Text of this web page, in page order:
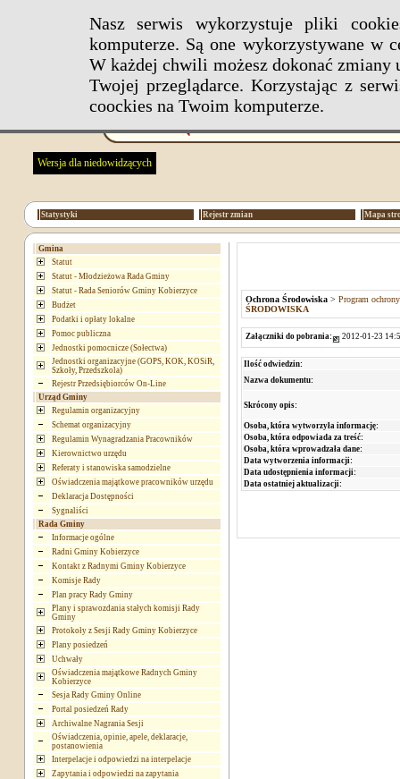
Nasz serwis wykorzystuje pliki
komputerze. Są one wykorzystywane w
W każdej chwili możesz dokonać
Twojej przeglądarce. Korzystając z
coockies na Twoim komputerze.
Wersja dla niedowidzących
Statystyki Rejestr zmian Mapa
Gmina
Statut
Statut - Młodzieżowa Rada Gminy
Statut - Rada Seniorów Gminy Kobierzyce
Budżet
Podatki i opłaty lokalne
Pomoc publiczna
Jednostki pomocnicze (Sołectwa)
Jednostki organizacyjne (GOPS, KOK, KOSiR,
Szkoły, Przedszkola)
Rejestr Przedsiębiorców On-Line
Urząd Gminy
Regulamin organizacyjny
Schemat organizacyjny
Regulamin Wynagradzania Pracowników
Kierownictwo urzędu
Referaty i stanowiska samodzielne
Oświadczenia majątkowe pracowników urzędu
Deklaracja Dostępności
Sygnaliści
Rada Gminy
Informacje ogólne
Radni Gminy Kobierzyce
Kontakt z Radnymi Gminy Kobierzyce
Komisje Rady
Plan pracy Rady Gminy
Plany i sprawozdania stałych komisji Rady
Gminy
Protokoły z Sesji Rady Gminy Kobierzyce
Plany posiedzeń
Uchwały
Oświadczenia majątkowe Radnych Gminy
Kobierzyce
Sesja Rady Gminy Online
Portal posiedzeń Rady
Archiwalne Nagrania Sesji
Oświadczenia, opinie, apele, deklaracje,
postanowienia
Interpelacje i odpowiedzi na interpelacje
Zapytania i odpowiedzi na zapytania
Ochrona Środowiska> Program
ŚRODOWISKA
Załączniki do pobrania: 2012-01-23
Ilość odwiedzin:
Nazwa dokumentu:
Skrócony opis:
Osoba, która wytworzyła informację:
Osoba, która odpowiada za treść:
Osoba, która wprowadzała dane:
Data wytworzenia informacji:
Data udostępnienia informacji:
Data ostatniej aktualizacji: